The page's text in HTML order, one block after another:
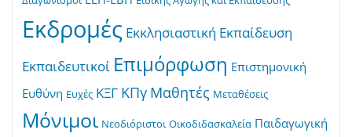
Εκδρομές Εκκλησιαστική Εκπαίδευση
Εκπαιδευτικοί Επιμόρφωση Επιστημονική
Ευθύνη Ευχές ΚΞΓ ΚΠγ Μαθητές Μεταθέσεις
Μόνιμοι Νεοδιόριστοι Οικοδιδασκαλεία Παιδαγωγική